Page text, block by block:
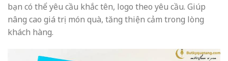
bạn có thể yêu cầu khắc tên, logo theo yêu cầu. Giúp
nâng cao giá trị món quà, tăng thiện cảm trong lòng
khách hàng.